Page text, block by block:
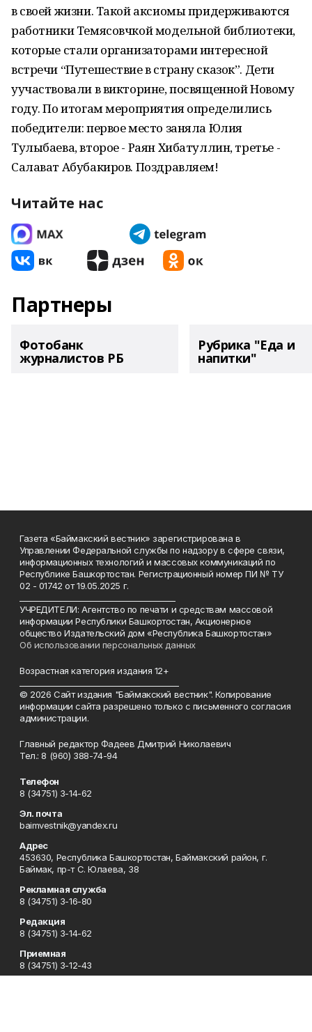
в своей жизни. Такой аксиомы придерживаются
работники Темясовчкой модельной библиотеки,
которые стали организаторами интересной
встречи “Путешествие в страну сказок”. Дети
уучаствовали в викторине, посвященной Новому
году. По итогам мероприятия определились
победители: первое место заняла Юлия
Тулыбаева, второе - Раян Хибатуллин, третье -
Салават Абубакиров. Поздравляем!
Читайте нас
Партнеры
Фотобанк
журналистов РБ
Рубрика "Еда и
напитки"
Газета «Баймакский вестник» зарегистрирована в
Управлении Федеральной службы по надзору в сфере связи,
информационных технологий и массовых коммуникаций по
Республике Башкортостан. Регистрационный номер ПИ № ТУ
02 - 01742 от 19.05.2025 г.
УЧРЕДИТЕЛИ: Агентство по печати и средствам массовой
информации Республики Башкортостан, Акционерное
общество Издательский дом «Республика Башкортостан»
Об использовании персональных данных
Возрастная категория издания 12+
© 2026 Сайт издания "Баймакский вестник". Копирование
информации сайта разрешено только с письменного согласия
администрации.
Главный редактор Фадеев Дмитрий Николаевич
Тел.: 8 (960) 388-74-94
Телефон
8 (34751) 3-14-62
Эл. почта
baimvestnik@yandex.ru
Адрес
453630, Республика Башкортостан, Баймакский район, г.
Баймак, пр-т С. Юлаева, 38
Рекламная служба
8 (34751) 3-16-80
Редакция
8 (34751) 3-14-62
Приемная
8 (34751) 3-12-43